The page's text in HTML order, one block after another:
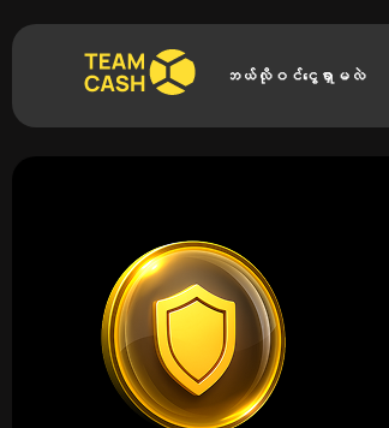
ဘယ်လိုဝင်ငွေရှာမလဲ